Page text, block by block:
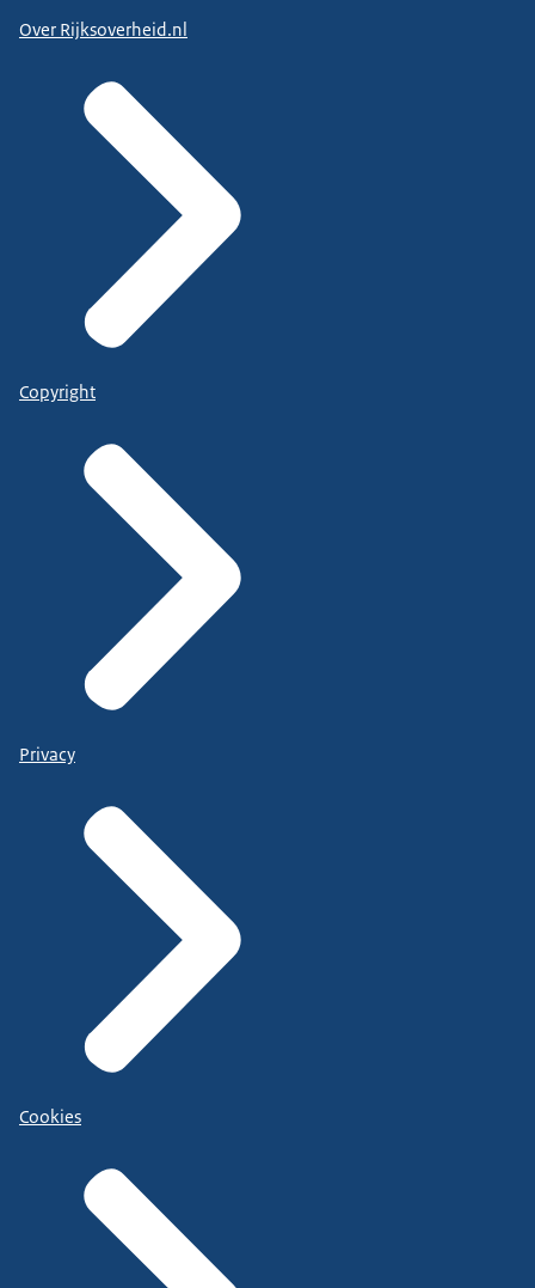
Over Rijksoverheid.nl
Copyright
Privacy
Cookies